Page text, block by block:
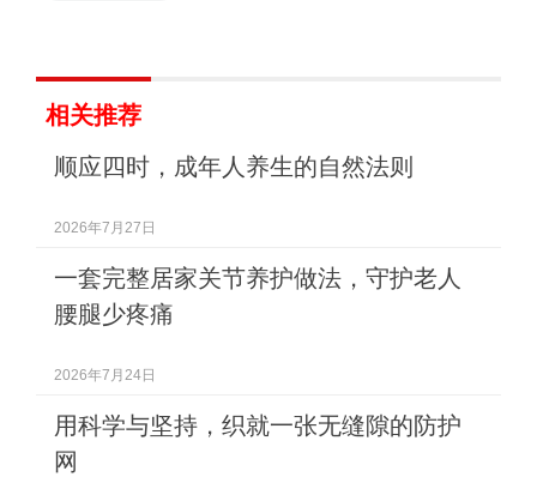
相关推荐
顺应四时，成年人养生的自然法则
2026年7月27日
一套完整居家关节养护做法，守护老人
腰腿少疼痛
2026年7月24日
用科学与坚持，织就一张无缝隙的防护
网